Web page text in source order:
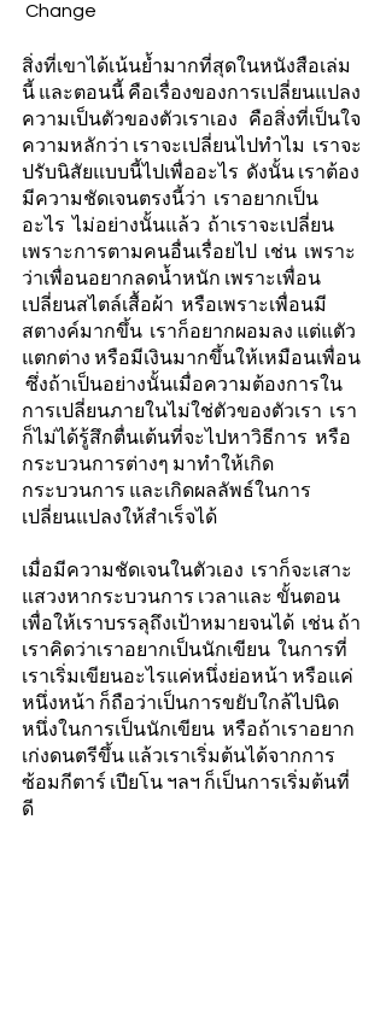
Change
สิ่งที่เขาได้เน้นย้ำมากที่สุดในหนังสือเล่ม
นี้ และตอนนี้ คือเรื่องของการเปลี่ยนแปลง
ความเป็นตัวของตัวเราเอง   คือสิ่งที่เป็นใจ
ความหลักว่า เราจะเปลี่ยนไปทำไม  เราจะ
ปรับนิสัยแบบนี้ไปเพื่ออะไร  ดังนั้น เราต้อง
มีความชัดเจนตรงนี้ว่า  เราอยากเป็น
อะไร  ไม่อย่างนั้นแล้ว  ถ้าเราจะเปลี่ยน
เพราะการตามคนอื่นเรื่อยไป  เช่น  เพราะ
ว่าเพื่อนอยากลดน้ำหนัก เพราะเพื่อน
เปลี่ยนสไตล์เสื้อผ้า  หรือเพราะเพื่อนมี
สตางค์มากขึ้น  เราก็อยากผอมลง แต่แตัว
แตกต่าง หรือมีเงินมากขึ้นให้เหมือนเพื่อน
ซึ่งถ้าเป็นอย่างนั้นเมื่อความต้องการใน
การเปลี่ยนภายในไม่ใช่ตัวของตัวเรา  เรา
ก็ไม่ได้รู้สึกตื่นเต้นที่จะไปหาวิธีการ  หรือ
กระบวนการต่างๆ มาทำให้เกิด
กระบวนการ และเกิดผลลัพธ์ในการ
เปลี่ยนแปลงให้สำเร็จได้
เมื่อมีความชัดเจนในตัวเอง  เราก็จะเสาะ
แสวงหากระบวนการ เวลาและ ขั้นตอน
เพื่อให้เราบรรลุถึงเป้าหมายจนได้  เช่น ถ้า
เราคิดว่าเราอยากเป็นนักเขียน  ในการที่
เราเริ่มเขียนอะไรแค่หนึ่งย่อหน้า หรือแค่
หนึ่งหน้า ก็ถือว่าเป็นการขยับใกล้ไปนิด
หนึ่งในการเป็นนักเขียน  หรือถ้าเราอยาก
เก่งดนตรีขึ้น แล้วเราเริ่มต้นได้จากการ
ซ้อมกีตาร์ เปียโน ฯลฯ ก็เป็นการเริ่มต้นที่
ดี